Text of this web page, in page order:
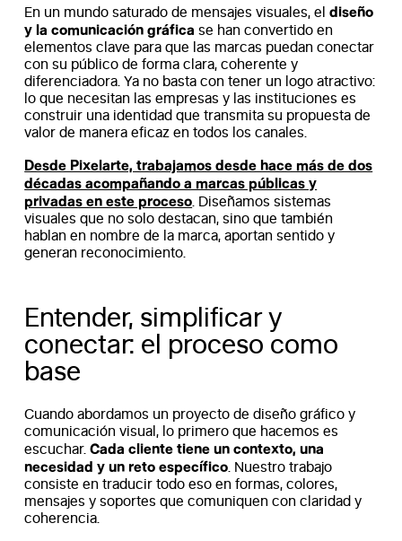
En un mundo saturado de mensajes visuales, eldiseño
y la comunicación gráfica se han convertido en
elementos clave para que las marcas puedan conectar
con su público de forma clara, coherente y
diferenciadora. Ya no basta con tener un logo atractivo:
lo que necesitan las empresas y las instituciones es
construir una identidad que transmita su propuesta de
valor de manera eficaz en todos los canales.
Desde Pixelarte, trabajamos desde hace más de dos
décadas acompañando a marcas públicas y
privadas en este proceso . Diseñamos sistemas
visuales que no solo destacan, sino que también
hablan en nombre de la marca, aportan sentido y
generan reconocimiento.
Entender, simplificar y
conectar: el proceso como
base
Cuando abordamos un proyecto de diseño gráfico y
comunicación visual, lo primero que hacemos es
escuchar.Cada cliente tiene un contexto, una
necesidad y un reto específico . Nuestro trabajo
consiste en traducir todo eso en formas, colores,
mensajes y soportes que comuniquen con claridad y
coherencia.